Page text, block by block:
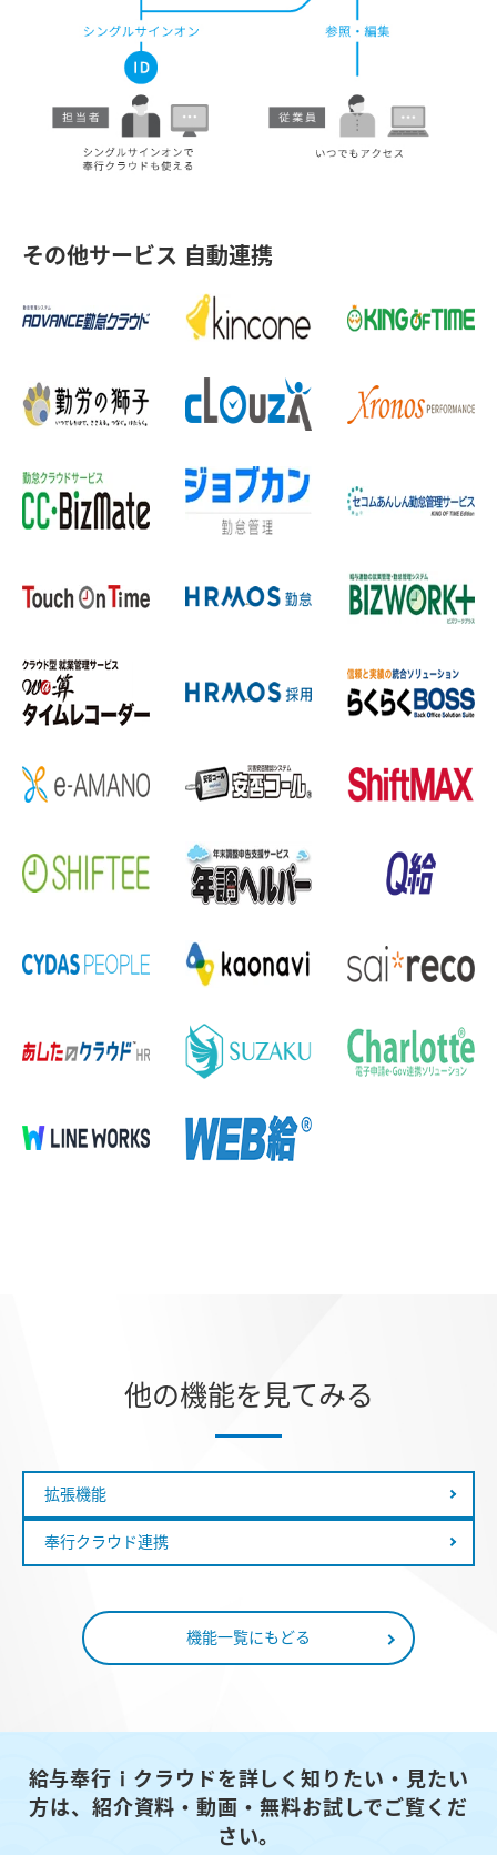
その他サービス 自動連携
他の機能を見てみる
拡張機能
奉行クラウド連携
機能一覧にもどる
給与奉行ｉクラウドを詳しく知りたい・見たい
方は、 紹介資料・動画・無料お試しでご覧くだ
さい。